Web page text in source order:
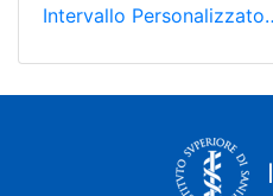
Intervallo